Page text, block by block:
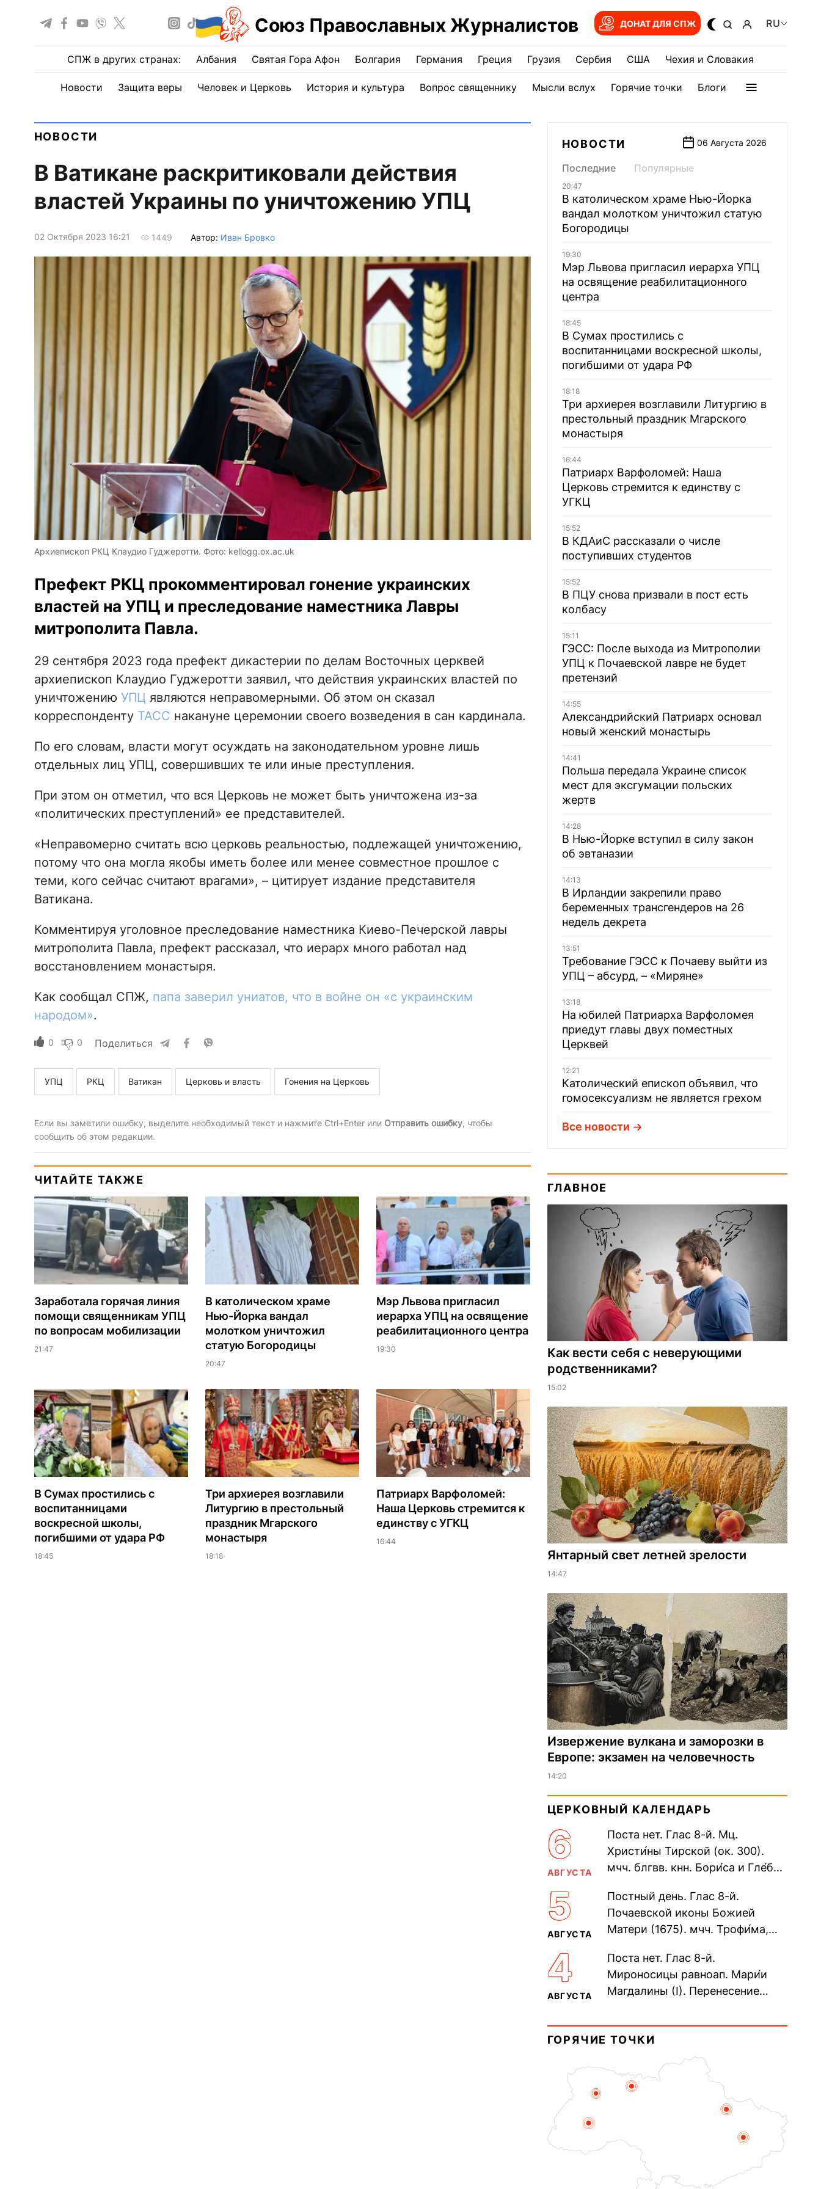
Союз Православных Журналистов ДОНАТ ДЛЯ СПЖ RU
СПЖ в других странах: Албания Святая Гора Афон Болгария Германия Греция Грузия Сербия США Чехия и Словакия
Новости Защита веры Человек и Церковь История и культура Вопрос священнику Мысли вслух Горячие точки Блоги
НОВОСТИ
В Ватикане раскритиковали действия
властей Украины по уничтожению УПЦ
02 Октября 2023 16:21 1449 Автор: Иван Бровко
Архиепископ РКЦ Клаудио Гуджеротти. Фото: kellogg.ox.ac.uk
Префект РКЦ прокомментировал гонение украинских
властей на УПЦ и преследование наместника Лавры
митрополита Павла.
29 сентября 2023 года префект дикастерии по делам Восточных церквей
архиепископ Клаудио Гуджеротти заявил, что действия украинских властей по
уничтожению УПЦ являются неправомерными. Об этом он сказал
корреспонденту ТАСС накануне церемонии своего возведения в сан кардинала.
По его словам, власти могут осуждать на законодательном уровне лишь
отдельных лиц УПЦ, совершивших те или иные преступления.
При этом он отметил, что вся Церковь не может быть уничтожена из-за
«политических преступлений» ее представителей.
«Неправомерно считать всю церковь реальностью, подлежащей уничтожению,
потому что она могла якобы иметь более или менее совместное прошлое с
теми, кого сейчас считают врагами», – цитирует издание представителя
Ватикана.
Комментируя уголовное преследование наместника Киево-Печерской лавры
митрополита Павла, префект рассказал, что иерарх много работал над
восстановлением монастыря.
Как сообщал СПЖ, папа заверил униатов, что в войне он «с украинским
народом».
0 0 Поделиться
УПЦ РКЦ Ватикан Церковь и власть Гонения на Церковь
Если вы заметили ошибку, выделите необходимый текст и нажмите Ctrl+Enter или Отправить ошибку, чтобы
сообщить об этом редакции.
ЧИТАЙТЕ ТАКЖЕ
Заработала горячая линия
помощи священникам УПЦ
по вопросам мобилизации
21:47
В католическом храме
Нью-Йорка вандал
молотком уничтожил
статую Богородицы
20:47
Мэр Львова пригласил
иерарха УПЦ на освящение
реабилитационного центра
19:30
В Сумах простились с
воспитанницами
воскресной школы,
погибшими от удара РФ
18:45
Три архиерея возглавили
Литургию в престольный
праздник Мгарского
монастыря
18:18
Патриарх Варфоломей:
Наша Церковь стремится к
единству с УГКЦ
16:44
НОВОСТИ 06 Августа 2026
Последние Популярные
20:47
В католическом храме Нью-Йорка
вандал молотком уничтожил статую
Богородицы
19:30
Мэр Львова пригласил иерарха УПЦ
на освящение реабилитационного
центра
18:45
В Сумах простились с
воспитанницами воскресной школы,
погибшими от удара РФ
18:18
Три архиерея возглавили Литургию в
престольный праздник Мгарского
монастыря
16:44
Патриарх Варфоломей: Наша
Церковь стремится к единству с
УГКЦ
15:52
В КДАиС рассказали о числе
поступивших студентов
15:52
В ПЦУ снова призвали в пост есть
колбасу
15:11
ГЭСС: После выхода из Митрополии
УПЦ к Почаевской лавре не будет
претензий
14:55
Александрийский Патриарх основал
новый женский монастырь
14:41
Польша передала Украине список
мест для эксгумации польских
жертв
14:28
В Нью-Йорке вступил в силу закон
об эвтаназии
14:13
В Ирландии закрепили право
беременных трансгендеров на 26
недель декрета
13:51
Требование ГЭСС к Почаеву выйти из
УПЦ – абсурд, – «Миряне»
13:18
На юбилей Патриарха Варфоломея
приедут главы двух поместных
Церквей
12:21
Католический епископ объявил, что
гомосексуализм не является грехом
Все новости
ГЛАВНОЕ
Как вести себя с неверующими
родственниками?
15:02
Янтарный свет летней зрелости
14:47
Извержение вулкана и заморозки в
Европе: экзамен на человечность
14:20
ЦЕРКОВНЫЙ КАЛЕНДАРЬ
6
АВГУСТА
Поста нет. Глас 8-й. Мц.
Христи́ны Тирской (ок. 300).
мчч. блгвв. кнн. Бори́са и Гле́ба,
Дави́да (1015). Прп....
5
АВГУСТА
Постный день. Глас 8-й.
Почаевской иконы Божией
Матери (1675). мчч. Трофи́ма,
мучеников (284–305). прав.
воина Фео́дора...
4
АВГУСТА
Поста нет. Глас 8-й.
Мироносицы равноап. Мари́и
Магдалины (I). Перенесение
Синопского (403–404). Прп.
Корни́лия...
ГОРЯЧИЕ ТОЧКИ